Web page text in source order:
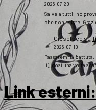
2026-07-20
Salve a tutti, ho
che non esiste.
Gipsotecosu
2026-07-10
Passatemi la
lì), così una volta
Link esterni: